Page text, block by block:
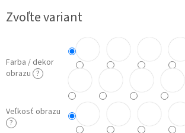
cena:
Zvoľte variant
Farba / dekor
obrazu ?
Veľkosť obrazu
?